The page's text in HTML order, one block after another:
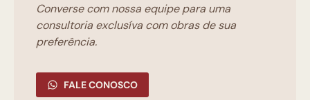
Converse com nossa equipe para uma
consultoria exclusíva com obras de sua
preferência.
FALE CONOSCO